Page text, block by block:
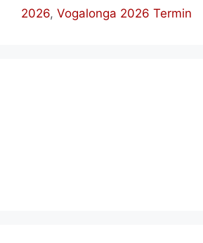
2026, Vogalonga 2026 Termin